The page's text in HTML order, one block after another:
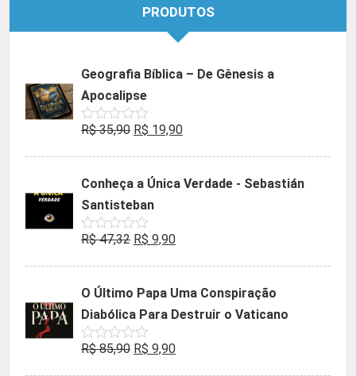
PRODUTOS
Geografia Bíblica – De Gênesis a
Apocalipse
Avaliação
de
R$35,90 O
era:
R$ 35,90.
R$ 19,90O
é:
Conheça a Única Verdade - Sebastián
Santisteban
Avaliação
de
R$47,32 O
era:
R$ 47,32.
R$ 9,90O
é:
R$ 9,90.
O Último Papa Uma Conspiração
Diabólica Para Destruir o Vaticano
Avaliação
R$85,90 O
R$ 9,90O